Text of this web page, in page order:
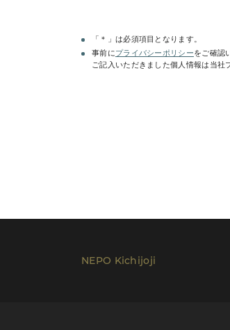
「＊」は必須項目となります。
事前にプライバシーポリシーをご確認
ご記入いただきました個人情報は当社
NEPO Kichijoji